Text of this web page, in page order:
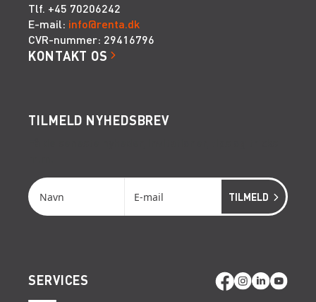
Tlf. +45 70206242
E-mail: info@renta.dk
CVR-nummer: 29416796
KONTAKT OS
TILMELD NYHEDSBREV
SERVICES